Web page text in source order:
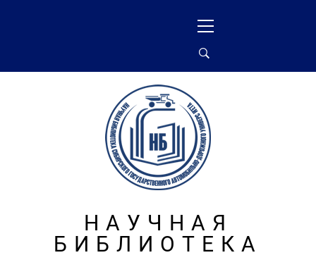
меню
НАУЧНАЯ
БИБЛИОТЕКА